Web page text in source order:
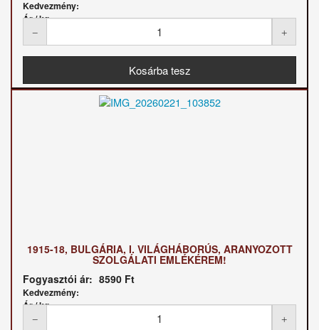
Kedvezmény:
Ár / kg:
1915-18, BULGÁRIA, I. VILÁGHÁBORÚS, ARANYOZOTT
SZOLGÁLATI EMLÉKÉREM!
Fogyasztói ár: 8590 Ft
Kedvezmény:
Ár / kg: